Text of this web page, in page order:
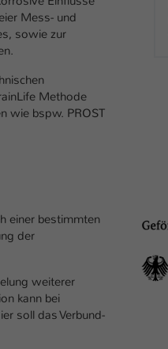
Mess- und
sowie zur
Methode
wie bspw. PROST
einer be­stimmten
der
weiterer
kann bei
soll das Verbund­
zufällig
der
Daten
wie der